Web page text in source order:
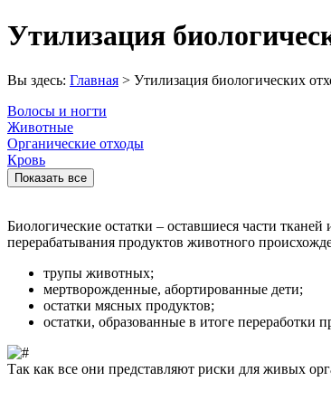
Утилизация
Вы здесь: Главная > Утилизация биологических
Волосы и ногти
Животные
Органические отходы
Кровь
Показать все
Биологические остатки – оставшиеся части
перерабатывания продуктов животного
трупы животных;
мертворожденные, абортированные дети;
остатки мясных продуктов;
остатки, образованные в итоге
Так как все они представляют риски для живых